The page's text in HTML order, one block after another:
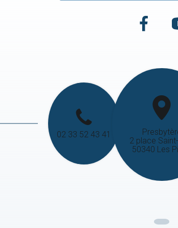
02 33 52 43 41
2 place
50340 Les